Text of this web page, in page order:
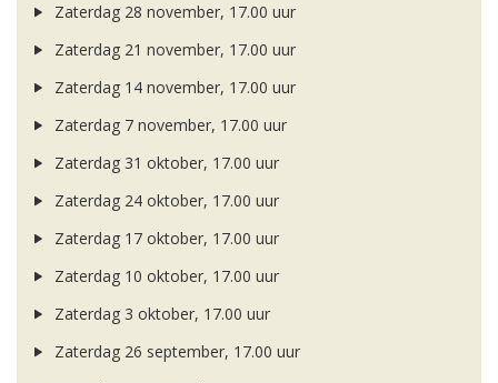
Zaterdag 28 november, 17.00 uur
Zaterdag 21 november, 17.00 uur
Zaterdag 14 november, 17.00 uur
Zaterdag 7 november, 17.00 uur
Zaterdag 31 oktober, 17.00 uur
Zaterdag 24 oktober, 17.00 uur
Zaterdag 17 oktober, 17.00 uur
Zaterdag 10 oktober, 17.00 uur
Zaterdag 3 oktober, 17.00 uur
Zaterdag 26 september, 17.00 uur